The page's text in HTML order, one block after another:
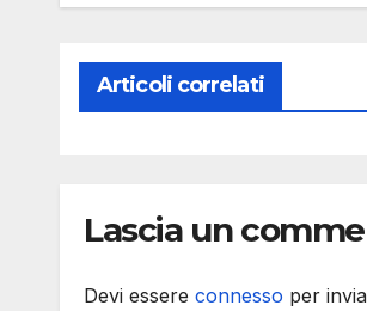
Articoli correlati
Lascia un
Devi essere connesso per